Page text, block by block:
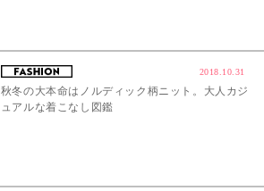
2018.10.31
秋冬の大本命はノルディック柄ニット。大人カジ
ュアルな着こなし図鑑